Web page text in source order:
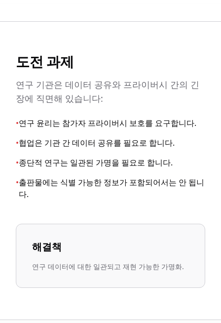
도전 과제
연구 기관은 데이터 공유와 프라이버시 간의 긴
장에 직면해 있습니다:
•연구 윤리는 참가자 프라이버시 보호를 요구합니다.
•협업은 기관 간 데이터 공유를 필요로 합니다.
•종단적 연구는 일관된 가명을 필요로 합니다.
•출판물에는 식별 가능한 정보가 포함되어서는 안 됩니
다.
해결책
연구 데이터에 대한 일관되고 재현 가능한 가명화.